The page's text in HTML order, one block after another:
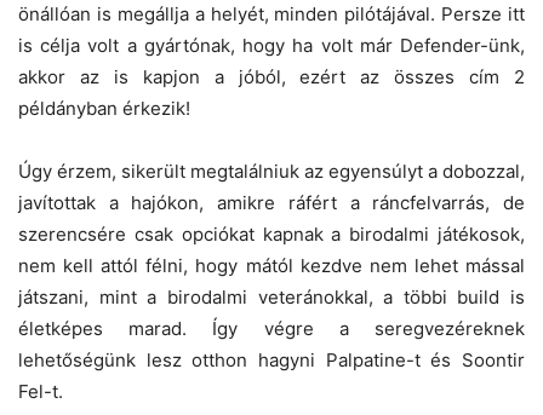
önállóan is megállja a helyét, minden pilótájával. Persze itt
is célja volt a gyártónak, hogy ha volt már Defender-ünk,
akkor az is kapjon a jóból, ezért az összes cím 2
példányban érkezik!
Úgy érzem, sikerült megtalálniuk az egyensúlyt a dobozzal,
javítottak a hajókon, amikre ráfért a ráncfelvarrás, de
szerencsére csak opciókat kapnak a birodalmi játékosok,
nem kell attól félni, hogy mától kezdve nem lehet mással
játszani, mint a birodalmi veteránokkal, a többi build is
életképes marad. Így végre a seregvezéreknek
lehetőségünk lesz otthon hagyni Palpatine-t és Soontir
Fel-t.